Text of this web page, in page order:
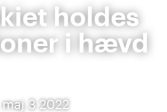
holdes
i hævd
maj 3 2022